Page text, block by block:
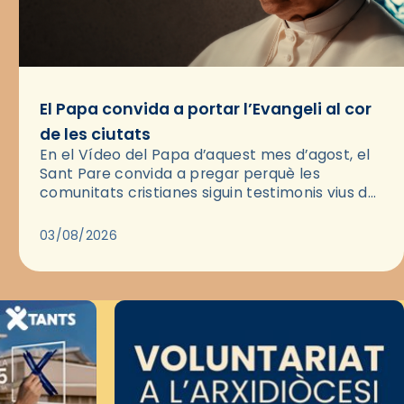
El Papa convida a portar l’Evangeli al cor
de les ciutats
En el Vídeo del Papa d’aquest mes d’agost, el
Sant Pare convida a pregar perquè les
comunitats cristianes siguin testimonis vius de
pregària, el…
03/08/2026